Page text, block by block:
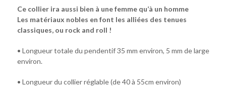
Ce collier ira aussi bien à une femme qu’à un homme
Les matériaux nobles en font les alliées des tenues
classiques, ou rock and roll !
• Longueur totale du pendentif 35 mm environ, 5 mm de large
environ.
• Longueur du collier réglable (de 40 à 55cm environ)